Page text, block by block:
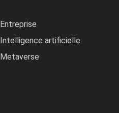
Entreprise
Intelligence artificielle
Metaverse